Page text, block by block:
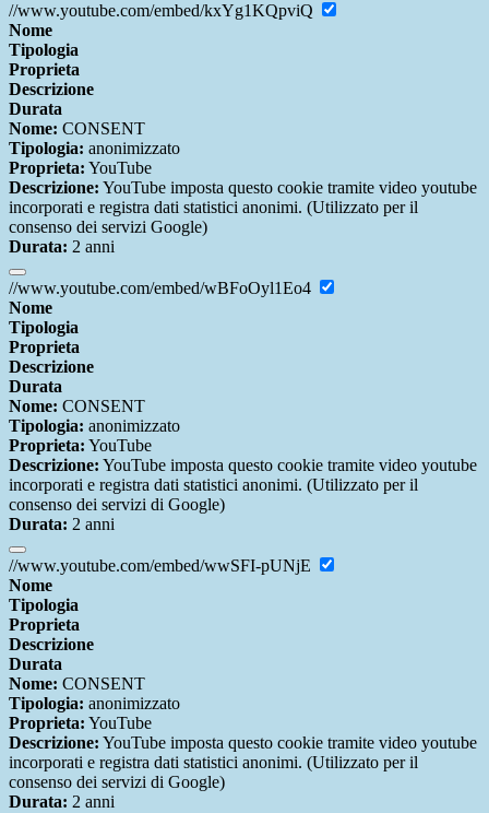
//www.youtube.com/embed/kxYg1KQpviQ
Nome
Tipologia
Proprieta
Descrizione
Durata
Nome: CONSENT
Tipologia: anonimizzato
Proprieta: YouTube
Descrizione: YouTube imposta questo cookie tramite video youtube
incorporati e registra dati statistici anonimi. (Utilizzato per il
consenso dei servizi Google)
Durata: 2 anni
//www.youtube.com/embed/wBFoOyl1Eo4
Nome
Tipologia
Proprieta
Descrizione
Durata
Nome: CONSENT
Tipologia: anonimizzato
Proprieta: YouTube
Descrizione: YouTube imposta questo cookie tramite video youtube
incorporati e registra dati statistici anonimi. (Utilizzato per il
consenso dei servizi di Google)
Durata: 2 anni
//www.youtube.com/embed/wwSFI-pUNjE
Nome
Tipologia
Proprieta
Descrizione
Durata
Nome: CONSENT
Tipologia: anonimizzato
Proprieta: YouTube
Descrizione: YouTube imposta questo cookie tramite video youtube
incorporati e registra dati statistici anonimi. (Utilizzato per il
consenso dei servizi di Google)
Durata: 2 anni